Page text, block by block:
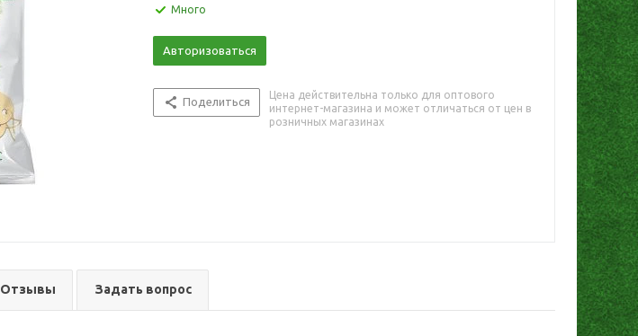
Много
Авторизоваться
Поделиться
Цена действительна только для оптового
интернет-магазина и может отличаться от цен в
розничных магазинах
Отзывы Задать вопрос